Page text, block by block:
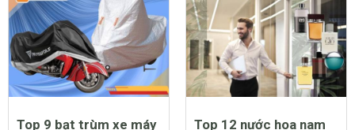
Top 9 bạt trùm xe máy
Top 12 nước hoa nam